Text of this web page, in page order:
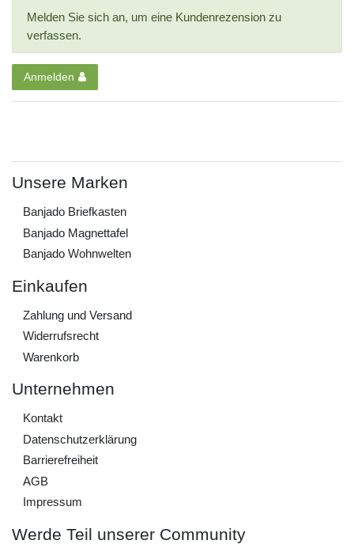
Melden Sie sich an, um eine Kundenrezension zu
verfassen.
Anmelden
Unsere Marken
Banjado Briefkasten
Banjado Magnettafel
Banjado Wohnwelten
Einkaufen
Zahlung und Versand
Widerrufs­recht
Warenkorb
Unternehmen
Kontakt
Daten­schutz­erklärung
Barrierefreiheit
AGB
Impressum
Werde Teil unserer Community